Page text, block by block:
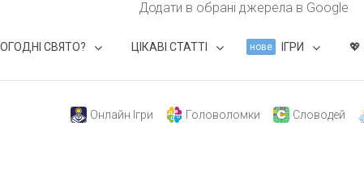
Додати в обрані джерела в Google
СВЯТО? ЦІКАВІ СТАТТІ нове ІГРИ
Онлайн Ігри Головоломки Словодей